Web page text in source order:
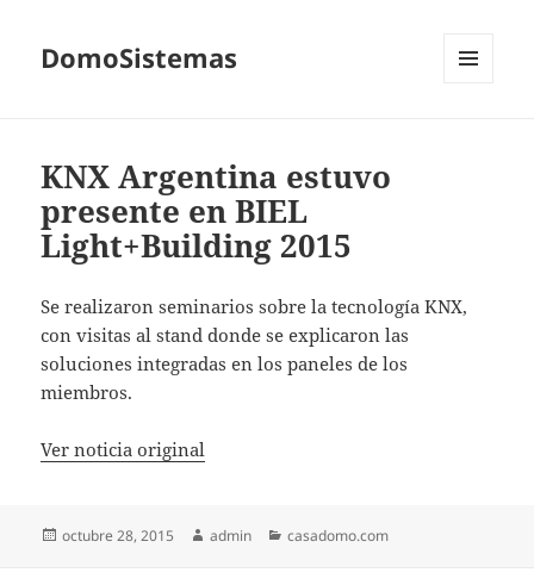
DomoSistemas
KNX Argentina estuvo
presente en BIEL
Light+Building 2015
Se realizaron seminarios sobre la tecnología KNX,
con visitas al stand donde se explicaron las
soluciones integradas en los paneles de los
miembros.
Ver noticia original
Publicado
octubre 28, 2015 Autor
admin Categorías
casadomo.com